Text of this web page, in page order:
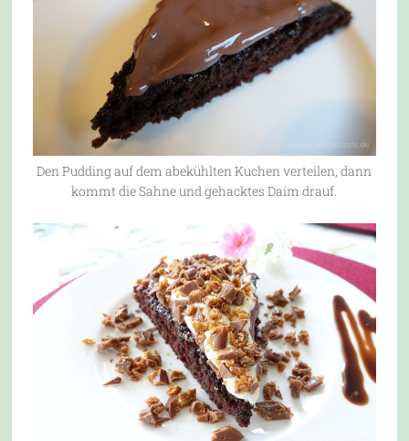
Den Pudding auf dem abekühlten Kuchen verteilen, dann
kommt die Sahne und gehacktes Daim drauf.